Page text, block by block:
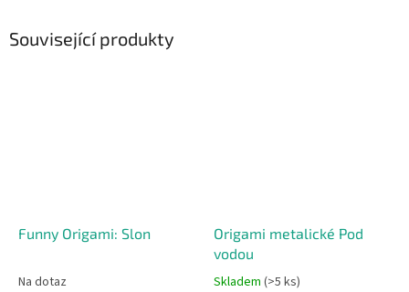
Související produkty
Funny Origami: Slon
Na dotaz
Origami metalické Pod
vodou
Skladem (>5 ks)